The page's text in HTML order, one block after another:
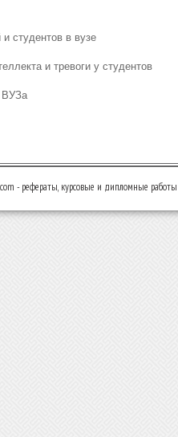
студентов в вузе
и тревоги у студентов
ВУЗа
- рефераты, курсовые и дипломные работы